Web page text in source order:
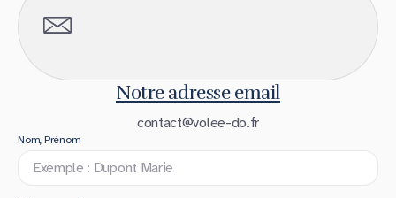
Nom, Prénom
Notre adresse email
contact@volee-do.fr